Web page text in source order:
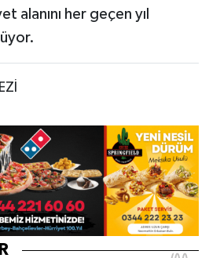
alanını her geçen yıl